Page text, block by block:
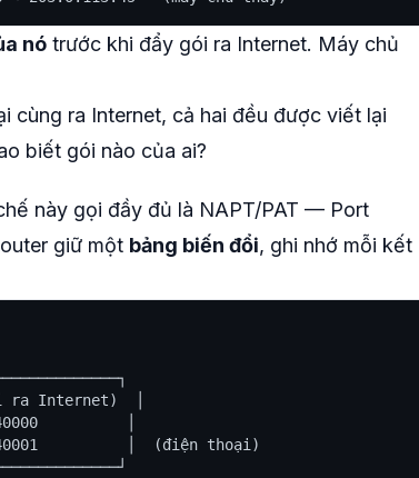
nó trước khi đẩy gói ra Internet. Máy chủ
cùng ra Internet, cả hai đều được viết lại
biết gói nào của ai?
này gọi đầy đủ là NAPT/PAT — Port
giữ một bảng biến đổi, ghi nhớ mỗi kết
Internet)  │
│
│  (điện thoại)